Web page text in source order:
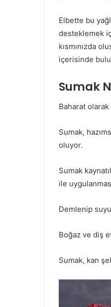
Elbette bu
desteklemek
kısmınızda
içerisinde
Sumak
Baharat
Sumak,
oluyor.
Sumak
ile
Demlenip
Boğaz ve diş
Sumak, kan